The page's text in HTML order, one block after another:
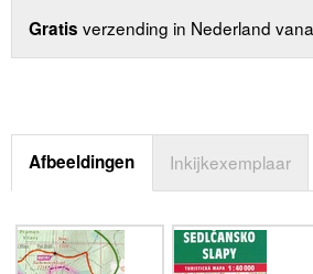
Gratis verzending in Nederland
Afbeeldingen Inkijkexemplaar